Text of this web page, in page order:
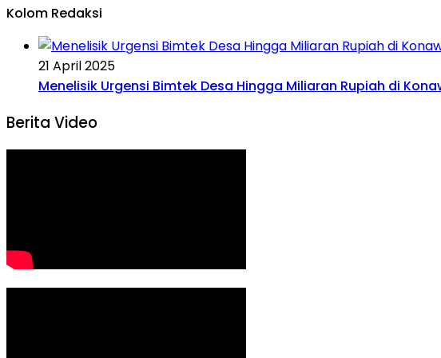
Kolom Redaksi
21 April 2025
Menelisik Urgensi Bimtek Desa Hingga Miliaran Rupiah di
Berita Video